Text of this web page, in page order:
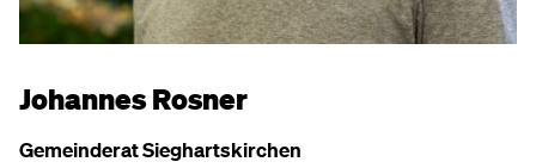
Johannes Rosner
Gemeinderat Sieghartskirchen